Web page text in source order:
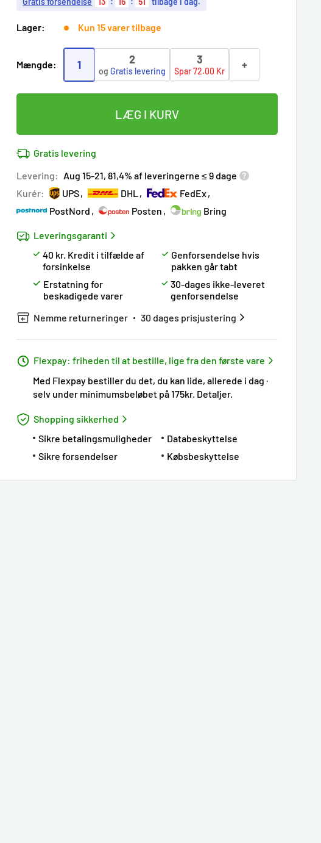
Lager: Kun 15 varer tilbage
Mængde: 1 2
ogGratis levering
3
Spar 72.00 Kr +
LÆG I KURV
Gratis levering
Levering: Aug 15-21, 81,4% af leveringerne ≤ 9 dage
Kurér:
UPS DHL
FedEx
PostNord
Posten Bring
Leveringsgaranti
40 kr. Kredit i tilfælde af
forsinkelse
Genforsendelse hvis
pakken går tabt
Erstatning for
beskadigede varer
30-dages ikke-leveret
genforsendelse
Nemme returneringer
30 dages prisjustering
Flexpay: friheden til at bestille, lige fra den første vare
Med Flexpay bestiller du det, du kan lide, allerede i dag ·
selv under minimumsbeløbet på 175kr. Detaljer.
Shopping sikkerhed
Sikre betalingsmuligheder
Databeskyttelse
Sikre forsendelser
Købsbeskyttelse